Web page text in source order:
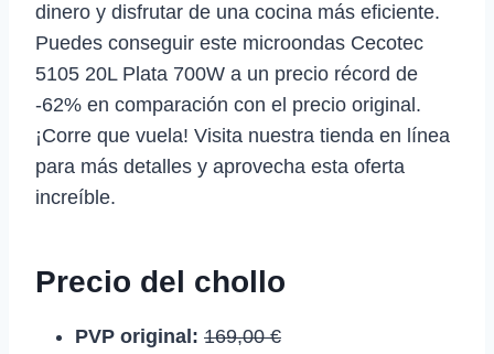
dinero y disfrutar de una cocina más eficiente.
Puedes conseguir este microondas Cecotec
5105 20L Plata 700W a un precio récord de
-62% en comparación con el precio original.
¡Corre que vuela! Visita nuestra tienda en línea
para más detalles y aprovecha esta oferta
increíble.
Precio del chollo
PVP original: 169,00 €